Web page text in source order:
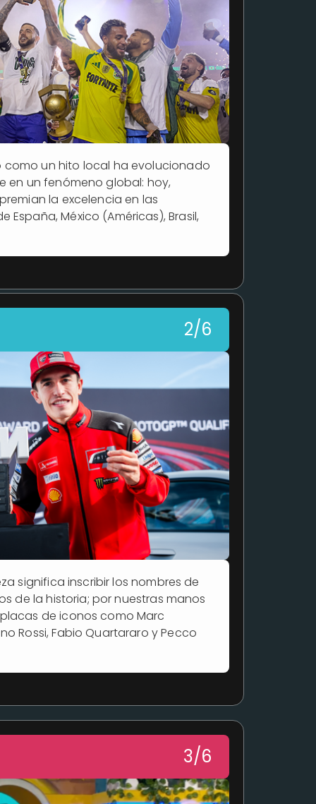
como un hito local ha evolucionado
en un fenómeno global: hoy,
la excelencia en las
España, México (Américas), Brasil,
2/6
significa inscribir los nombres de
de la historia; por nuestras manos
de iconos como Marc
Rossi, Fabio Quartararo y Pecco
3/6